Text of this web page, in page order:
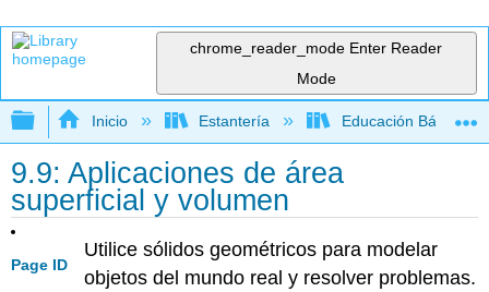
chrome_reader_mode Enter Reader
Mode
Expandir/contraer jerarquía global
Inicio Estantería Educación Básica
9.9: Aplicaciones de área
superficial y volumen
Page ID
Utilice sólidos geométricos para modelar
objetos del mundo real y resolver problemas.